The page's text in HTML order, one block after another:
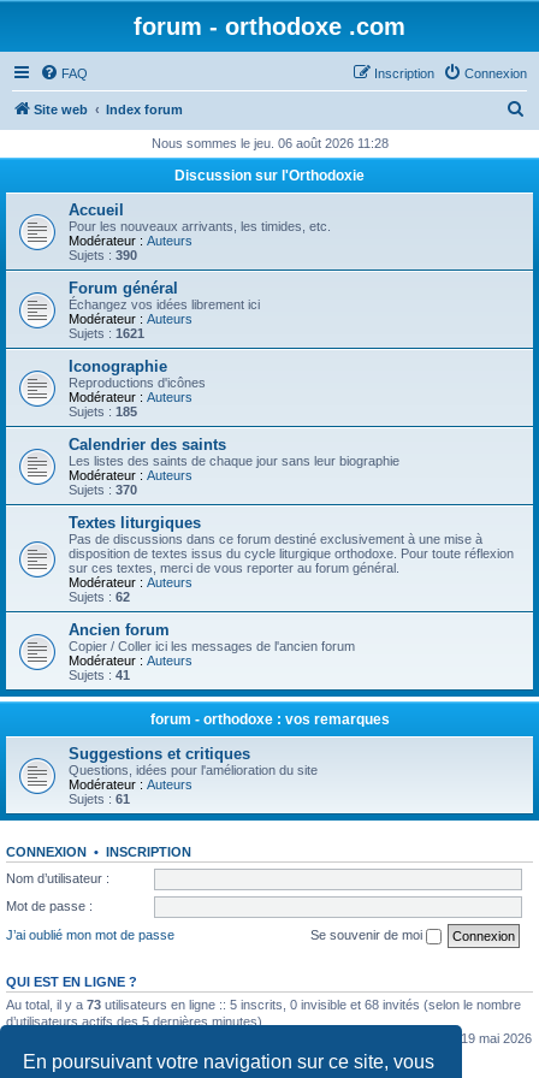
En poursuivant votre navigation sur ce site, vous
forum - orthodoxe .com
FAQ Connexion
Inscription
Site web Index forum
h
Nous sommes le jeu. 06 août 2026 11:28
Discussion sur l'Orthodoxie
Accueil
Pour les nouveaux arrivants, les timides, etc.
Modérateur : Auteurs
Sujets : 390
Forum général
Échangez vos idées librement ici
Modérateur : Auteurs
Sujets : 1621
Iconographie
Reproductions d'icônes
Modérateur : Auteurs
Sujets : 185
Calendrier des saints
Les listes des saints de chaque jour sans leur biographie
Modérateur : Auteurs
Sujets : 370
Textes liturgiques
Pas de discussions dans ce forum destiné exclusivement à une mise à
disposition de textes issus du cycle liturgique orthodoxe. Pour toute réflexion
sur ces textes, merci de vous reporter au forum général.
Modérateur : Auteurs
Sujets : 62
Ancien forum
Copier / Coller ici les messages de l'ancien forum
Modérateur : Auteurs
Sujets : 41
forum - orthodoxe : vos remarques
Suggestions et critiques
Questions, idées pour l'amélioration du site
Modérateur : Auteurs
Sujets : 61
CONNEXION • INSCRIPTION
Nom d’utilisateur :
Mot de passe :
J’ai oublié mon mot de passe
Se souvenir de moi
QUI EST EN LIGNE ?
Au total, il y a 73 utilisateurs en ligne :: 5 inscrits, 0 invisible et 68 invités (selon le nombre
d’utilisateurs actifs des 5 dernières minutes)
le mar. 19 mai 2026
0:07